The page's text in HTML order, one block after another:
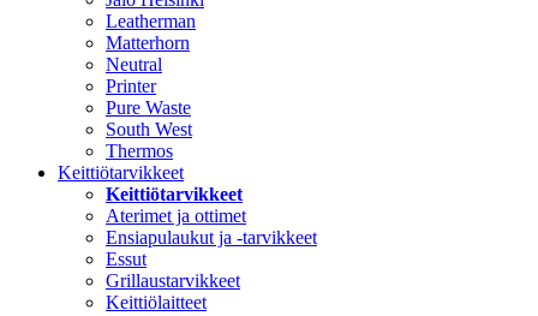
Leatherman
Matterhorn
Neutral
Printer
Pure Waste
South West
Thermos
Keittiötarvikkeet
Keittiötarvikkeet
Aterimet ja ottimet
Ensiapulaukut ja -tarvikkeet
Essut
Grillaustarvikkeet
Keittiölaitteet